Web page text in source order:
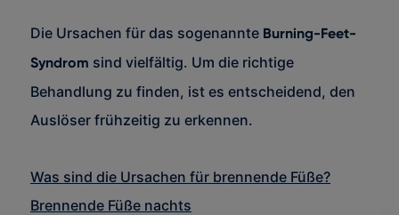
Die Ursachen für das sogenannte Burning-Feet-
Syndrom sind vielfältig. Um die richtige
Behandlung zu finden, ist es entscheidend, den
Auslöser frühzeitig zu erkennen.
Was sind die Ursachen für brennende Füße?
Brennende Füße nachts